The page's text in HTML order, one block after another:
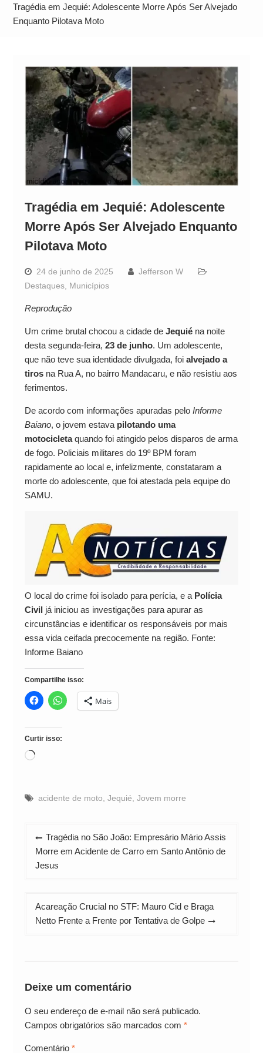
Neymar Chama Santos de “Esquisito” após
Vazamentos e Expõe Dívida de R$ 80 Milhões
Tragédia em Jequié: Adolescente Morre Após Ser Alvejado
Enquanto Pilotava Moto
Tragédia em Jequié: Adolescente
Morre Após Ser Alvejado Enquanto
Pilotava Moto
24 de junho de 2025
Jefferson W
Destaques, Municípios
Reprodução
Um crime brutal chocou a cidade de Jequiéna noite
desta segunda-feira, 23 de junho. Um adolescente,
que não teve sua identidade divulgada, foi alvejado a
tirosna Rua A, no bairro Mandacaru, e não resistiu aos
ferimentos.
De acordo com informações apuradas pelo Informe
Baiano, o jovem estava pilotando uma
motocicletaquando foi atingido pelos disparos de arma
de fogo. Policiais militares do 19º BPM foram
rapidamente ao local e, infelizmente, constataram a
morte do adolescente, que foi atestada pela equipe do
SAMU.
O local do crime foi isolado para perícia, e a Polícia
Civil já iniciou as investigações para apurar as
circunstâncias e identificar os responsáveis por mais
essa vida ceifada precocemente na região. Fonte:
Informe Baiano
Compartilhe isso:
Mais
Curtir isso:
Carregando...
acidente de moto, Jequié, Jovem morre
Navegação
de
Post
Tragédia no São João: Empresário Mário Assis
Morre em Acidente de Carro em Santo Antônio de
Jesus
Acareação Crucial no STF: Mauro Cid e Braga
Netto Frente a Frente por Tentativa de Golpe
Deixe um comentário
O seu endereço de e-mail não será publicado.
Campos obrigatórios são marcados com *
Comentário *